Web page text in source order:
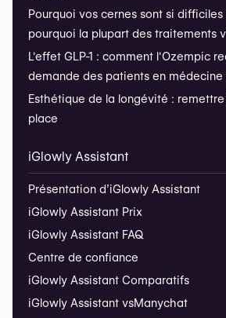
Pourquoi vos cernes sont si
pourquoi la plupart des traitements
L'effet GLP-1 : comment l'Ozempic
demande des patients en
Esthétique de la longévité :
place
iGlowly Assistant
Présentation d’iGlowly Assistant
iGlowly Assistant Prix
iGlowly Assistant FAQ
Centre de confiance
iGlowly Assistant Comparatifs
iGlowly Assistant vsManychat